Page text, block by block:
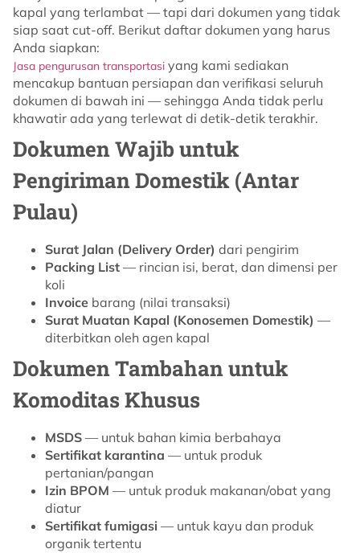
kapal yang terlambat — tapi dari dokumen yang tidak
siap saat cut-off. Berikut daftar dokumen yang harus
Anda siapkan:
Jasa pengurusan transportasi yang kami sediakan
mencakup bantuan persiapan dan verifikasi seluruh
dokumen di bawah ini — sehingga Anda tidak perlu
khawatir ada yang terlewat di detik-detik terakhir.
Dokumen Wajib untuk
Pengiriman Domestik (Antar
Pulau)
Surat Jalan (Delivery Order) dari pengirim
Packing List — rincian isi, berat, dan dimensi per
koli
Invoice barang (nilai transaksi)
Surat Muatan Kapal (Konosemen Domestik) —
diterbitkan oleh agen kapal
Dokumen Tambahan untuk
Komoditas Khusus
MSDS — untuk bahan kimia berbahaya
Sertifikat karantina — untuk produk
pertanian/pangan
Izin BPOM — untuk produk makanan/obat yang
diatur
Sertifikat fumigasi — untuk kayu dan produk
organik tertentu